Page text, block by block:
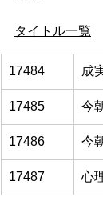
タイトル一覧
17484 成
17485 今
17486 今
17487 心